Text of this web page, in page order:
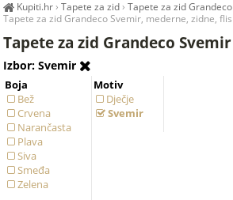
Kupiti.hr›Tapete za zid ›Tapete za zid Grandeco
Tapete za zid Grandeco Svemir, mederne, zidne, flis
Tapete za zid Grandeco Svemir
Izbor: Svemir
Boja
Bež
Crvena
Narančasta
Plava
Siva
Smeđa
Zelena
Motiv
Dječje
Svemir